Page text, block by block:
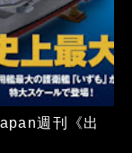
週刊《出